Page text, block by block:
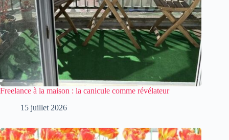
Freelance à la maison : la canicule comme révélateur
15 juillet 2026